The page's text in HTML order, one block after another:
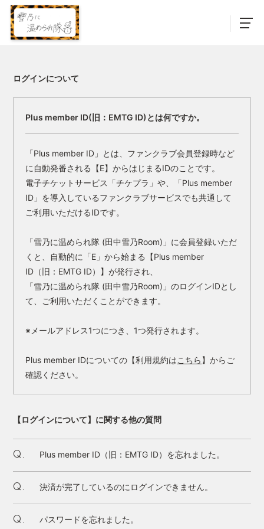
ログインについて
Plus member ID(旧：EMTG ID)とは何ですか。
「Plus member ID」とは、ファンクラブ会員登録時など
に自動発番される【E】からはじまるIDのことです。
電子チケットサービス「チケプラ」や、「Plus member
ID」を導入しているファンクラブサービスでも共通して
ご利用いただけるIDです。
「雪乃に温められ隊 (田中雪乃Room)」に会員登録いただ
くと、自動的に「E」から始まる【Plus member
ID（旧：EMTG ID）】が発行され、
「雪乃に温められ隊 (田中雪乃Room)」のログインIDとし
て、ご利用いただくことができます。
※メールアドレス1つにつき、1つ発行されます。
Plus member IDについての【利用規約はこちら 】からご
確認ください。
【ログインについて】に関する他の質問
Q. Plus member ID（旧：EMTG ID）を忘れました。
Q. 決済が完了しているのにログインできません。
Q. パスワードを忘れました。